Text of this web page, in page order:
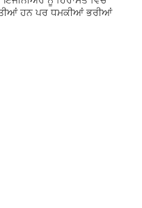
ਹਨ ਪਰ ਧਮਕੀਆਂ ਭਰੀਆਂ